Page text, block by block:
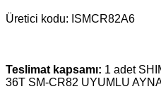
Üretici kodu: ISMCR82A6
Teslimat kapsamı: 1 adet
36T SM-CR82 UYUMLU